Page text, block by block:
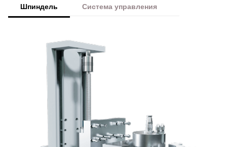
Шпиндель Система управления